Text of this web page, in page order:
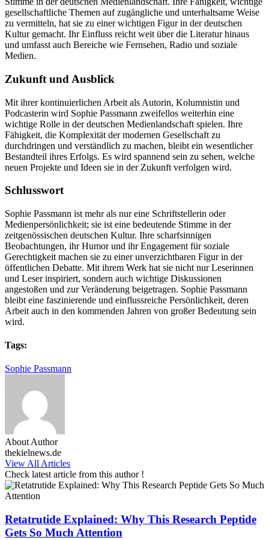
gesellschaftliche Themen auf zugängliche und unterhaltsame Weise
zu vermitteln, hat sie zu einer wichtigen Figur in der deutschen
Kultur gemacht. Ihr Einfluss reicht weit über die Literatur hinaus
und umfasst auch Bereiche wie Fernsehen, Radio und soziale
Medien.
Zukunft und Ausblick
Mit ihrer kontinuierlichen Arbeit als Autorin, Kolumnistin und
Podcasterin wird Sophie Passmann zweifellos weiterhin eine
wichtige Rolle in der deutschen Medienlandschaft spielen. Ihre
Fähigkeit, die Komplexität der modernen Gesellschaft zu
durchdringen und verständlich zu machen, bleibt ein wesentlicher
Bestandteil ihres Erfolgs. Es wird spannend sein zu sehen, welche
neuen Projekte und Ideen sie in der Zukunft verfolgen wird.
Schlusswort
Sophie Passmann ist mehr als nur eine Schriftstellerin oder
Medienpersönlichkeit; sie ist eine bedeutende Stimme in der
zeitgenössischen deutschen Kultur. Ihre scharfsinnigen
Beobachtungen, ihr Humor und ihr Engagement für soziale
Gerechtigkeit machen sie zu einer unverzichtbaren Figur in der
öffentlichen Debatte. Mit ihrem Werk hat sie nicht nur Leserinnen
und Leser inspiriert, sondern auch wichtige Diskussionen
angestoßen und zur Veränderung beigetragen. Sophie Passmann
bleibt eine faszinierende und einflussreiche Persönlichkeit, deren
Arbeit auch in den kommenden Jahren von großer Bedeutung sein
wird.
Tags:
Sophie Passmann
About Author
thekielnews.de
View All Articles
Check latest article from this author !
Retatrutide Explained: Why This Research Peptide
Gets So Much Attention